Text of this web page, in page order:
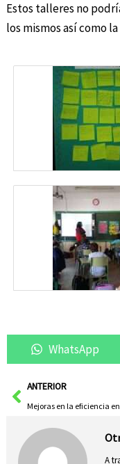
Estos talleres no
los mismos así como
WhatsApp
AntANTERIOR
A